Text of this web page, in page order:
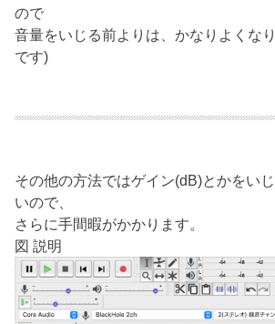
ので
音量をいじる前よりは、かなりよくな
です)
その他の方法ではゲイン(dB)とかをい
いので、
さらに手間暇がかかります。
図 説明